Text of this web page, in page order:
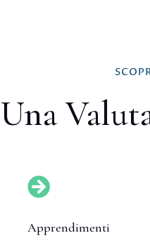
Una

Apprendimenti